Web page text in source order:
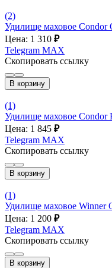
(2)
Удилище маховое Condor
Цена: 1 310 ₽
Telegram MAX
Скопировать ссылку
В корзину
(1)
Удилище маховое Condor
Цена: 1 845 ₽
Telegram MAX
Скопировать ссылку
В корзину
(1)
Удилище маховое Winner
Цена: 1 200 ₽
Telegram MAX
Скопировать ссылку
В корзину